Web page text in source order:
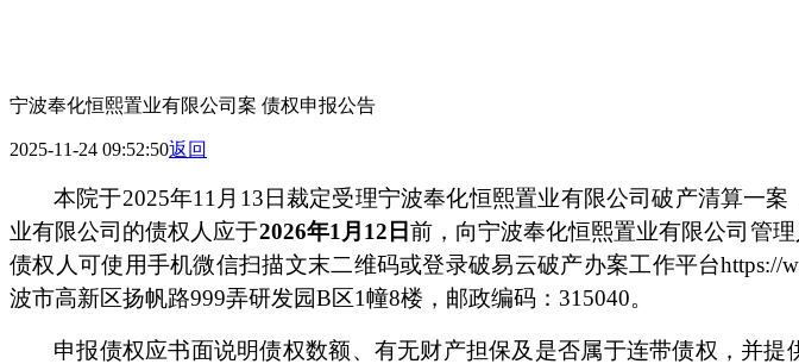
宁波奉化恒熙置业有限公司案 债权申报公告
2025-11-24 09:52:50返回
本院于2025年11月13日裁定受理宁波奉化恒熙置业有限公司破产清算一案
业有限公司 的债权人应于2026年1 月 12 日前，向宁波奉化恒熙置业有限公司 管理
债权人可使用手机微信扫描文末二维码或登录破易云破产办案工作平台https://
波市高新区扬帆路999弄研发园B区1幢8楼， 邮政编码： 315040。
申报债权应书面说明债权数额、有无财产担保及是否属于连带债权，并